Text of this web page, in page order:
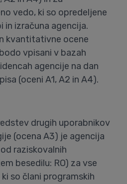
vedo, ki so opredeljene
izračuna agencija.
kvantitativne ocene
vpisani v bazah
agencije na dan
(oceni A1, A2 in A4).
drugih uporabnikov
(ocena A3) je agencija
raziskovalnih
besedilu: RO) za vse
so člani programskih